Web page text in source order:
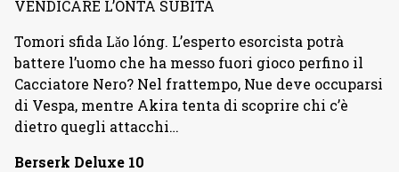
VENDICARE L’ONTA SUBITA
Tomori sfida Lǎo lóng. L’esperto esorcista potrà
battere l’uomo che ha messo fuori gioco perfino il
Cacciatore Nero? Nel frattempo, Nue deve occuparsi
di Vespa, mentre Akira tenta di scoprire chi c’è
dietro quegli attacchi…
Berserk Deluxe 10